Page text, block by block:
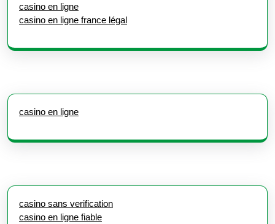
casino en ligne
casino en ligne france légal
casino en ligne
casino sans verification
casino en ligne fiable